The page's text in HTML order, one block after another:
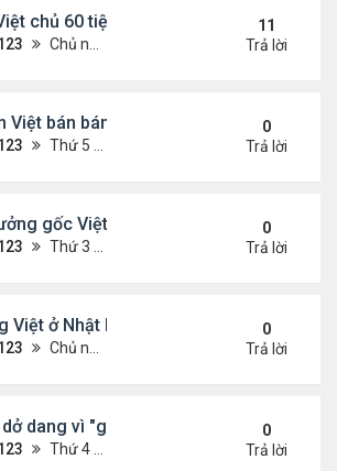
chủ 60 tiệm nail trốn thuế $32 triệu
Chủ nhật Tháng 6 07, 2026 9:21 am
11
Trả lời
Việt bán bánh mì chảo, cà phê mắm
Thứ 5 Tháng 6 11, 2026 7:57 pm
0
Trả lời
gốc Việt đầu tiên ở Mỹ tái đắc cử
Thứ 3 Tháng 6 09, 2026 6:23 pm
0
Trả lời
Việt ở Nhật bốc cháy dữ dội
Chủ nhật Tháng 6 07, 2026 9:04 am
0
Trả lời
dang vì "giấc mơ Mỹ"
Thứ 4 Tháng 6 03, 2026 6:34 pm
0
Trả lời